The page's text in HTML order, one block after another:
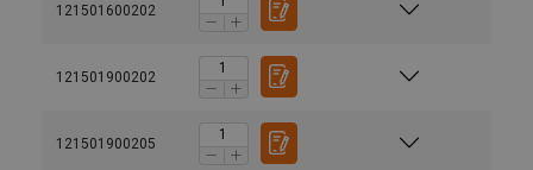
121501600202
121501900202
121501900205